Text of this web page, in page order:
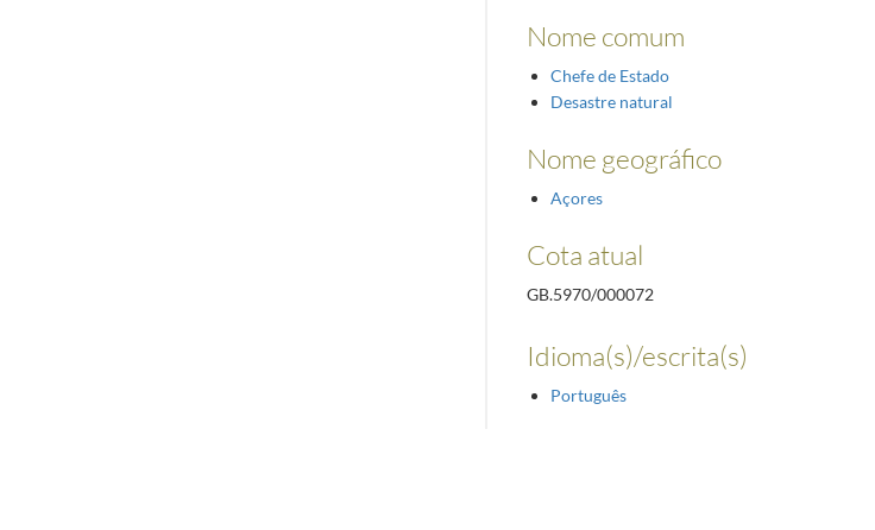
Nome comum
Chefe de Estado
Desastre natural
Nome geográfico
Açores
Cota atual
GB.5970/000072
Idioma(s)/escrita(s)
Português